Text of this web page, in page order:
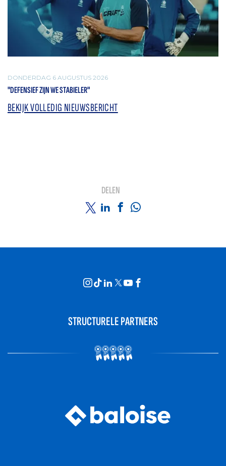
DONDERDAG 6 AUGUSTUS 2026
"DEFENSIEF ZIJN WE STABIELER"
BEKIJK VOLLEDIG NIEUWSBERICHT
DELEN
STRUCTURELE PARTNERS